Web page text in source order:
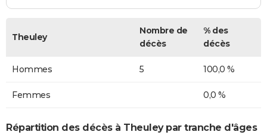
Theuley
Nombre de
décès
% des
décès
Hommes 5 100,0 %
Femmes 0,0 %
Répartition des décès à Theuley par tranche d'âges